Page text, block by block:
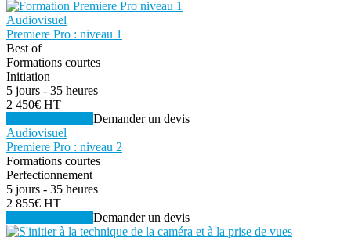
Audiovisuel
Premiere Pro : niveau 1
Best of
Formations courtes
Initiation
5 jours - 35 heures
2 450€ HT
Demander un devis
Audiovisuel
Premiere Pro : niveau 2
Formations courtes
Perfectionnement
5 jours - 35 heures
2 855€ HT
Demander un devis